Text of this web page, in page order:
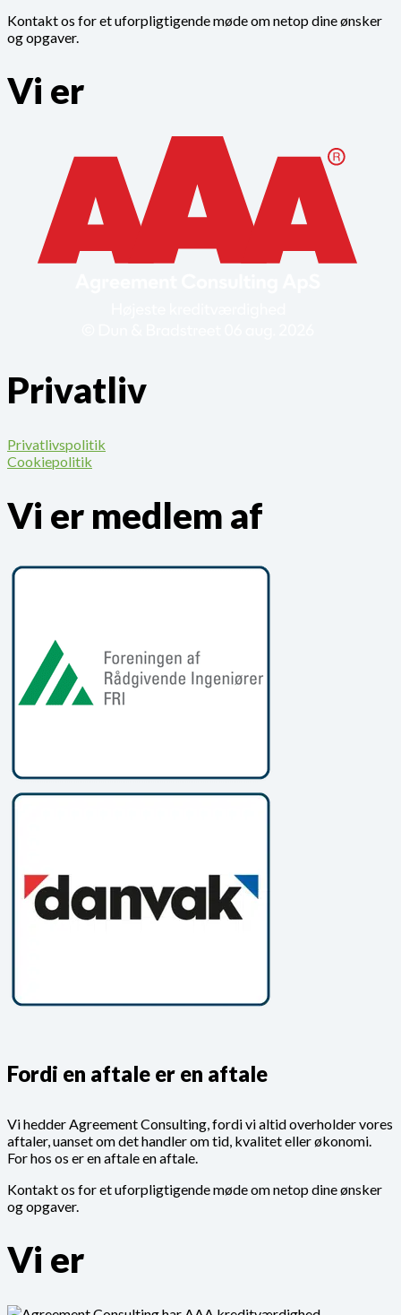
Kontakt os for et uforpligtigende møde om netop dine ønsker
og opgaver.
Vi er
Privatliv
Privatlivspolitik
Cookiepolitik
Vi er medlem af
Fordi en aftale er en aftale
Vi hedder Agreement Consulting, fordi vi altid overholder vores
aftaler, uanset om det handler om tid, kvalitet eller økonomi.
For hos os er en aftale en aftale.
Kontakt os for et uforpligtigende møde om netop dine ønsker
og opgaver.
Vi er